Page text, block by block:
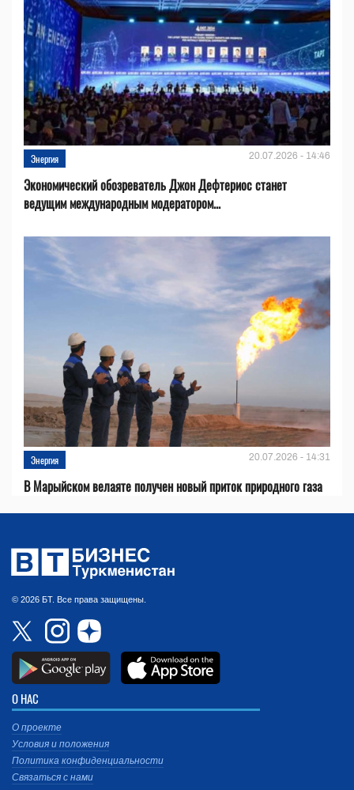
Энергия 20.07.2026 - 14:46
Экономический обозреватель Джон Дефтериос станет
ведущим международным модератором...
Энергия 20.07.2026 - 14:31
В Марыйском велаяте получен новый приток природного газа
© 2026 БТ. Все права защищены.
О НАС
О проекте
Условия и положения
Политика конфиденциальности
Связаться с нами